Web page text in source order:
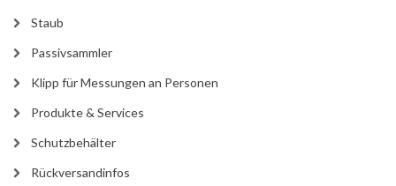
Staub
Passivsammler
Klipp für Messungen an Personen
Produkte & Services
Schutzbehälter
Rückversandinfos